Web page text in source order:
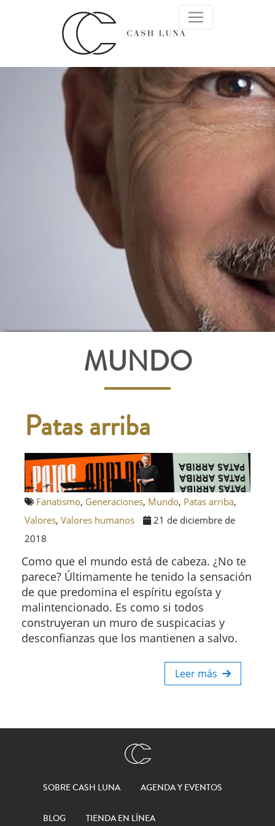
MUNDO
Patas arriba
Fanatismo, Generaciones, Mundo, Patas arriba,
Valores, Valores humanos
21 de diciembre de
2018
Como que el mundo está de cabeza. ¿No te
parece? Últimamente he tenido la sensación
de que predomina el espíritu egoísta y
malintencionado. Es como si todos
construyeran un muro de suspicacias y
desconfianzas que los mantienen a salvo.
Leer más
SOBRE CASH LUNA AGENDA Y EVENTOS
BLOG TIENDA EN LÍNEA